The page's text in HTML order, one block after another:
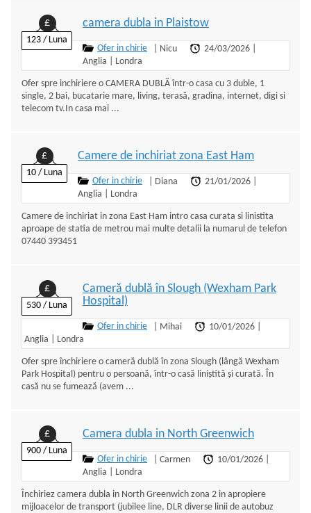
£
123 / Luna
camera dubla in Plaistow
Ofer in chirie Nicu 24/03/2026
Anglia
Londra
Ofer spre inchiriere o CAMERA DUBLĂ într-o casa cu 3 duble, 1
single, 2 bai, bucatarie mare, living, terasă, gradina, internet, digi si
telecom tv.In casa mai ...
£
10 / Luna
Camere de inchiriat zona East Ham
Ofer in chirie Diana 21/01/2026
Anglia
Londra
Camere de inchiriat in zona East Ham intro casa curata si linistita
aproape de statia de metrou mai multe detalii la numarul de telefon
07440 393451
£
530 / Luna
Cameră dublă în Slough (Wexham Park
Hospital)
Ofer in chirie Mihai 10/01/2026
Anglia
Londra
Ofer spre închiriere o cameră dublă în zona Slough (lângă Wexham
Park Hospital) pentru o persoană, într-o casă liniştită şi curată. În
casă nu se fumează (avem ...
£
900 / Luna
Camera dubla in North Greenwich
Ofer in chirie Carmen 10/01/2026
Anglia
Londra
Închiriez camera dubla in North Greenwich zona 2 in apropiere
mijloacelor de transport (jubilee line, DLR diverse linii de autobuz